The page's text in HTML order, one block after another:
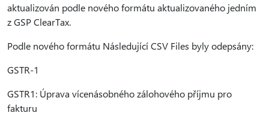
aktualizován podle nového formátu aktualizovaného jedním
z GSP ClearTax.
Podle nového formátu Následující CSV Files byly odepsány:
GSTR-1
GSTR1: Úprava vícenásobného zálohového příjmu pro
fakturu